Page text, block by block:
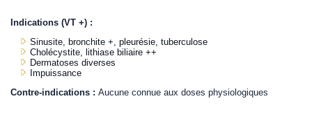
Indications (VT +) :
Sinusite, bronchite +, pleurésie, tuberculose
Cholécystite, lithiase biliaire ++
Dermatoses diverses
Impuissance
Contre-indications :Aucune connue aux doses physiologiques